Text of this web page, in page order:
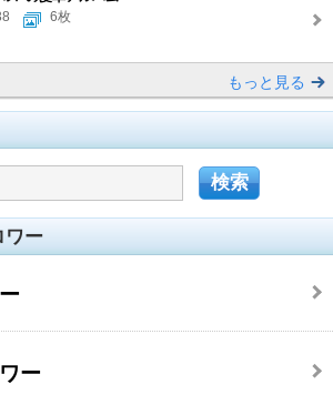
6枚
もっと見る
ワー
ー